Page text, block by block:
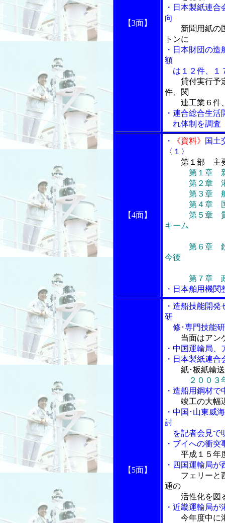
【3面】
・日本製紙連
向
新聞用紙の
トンに
・日本財団の
額
は１２件、１
貸付実行予
件、関
連工業６件、
・連合総合生
れ体制を調査
【4面】
・ 《資料》
国土
〈１〉
第１部 主
第１章
第２章 港湾
第３章 船員
第４章 国際
第５章 質の
キーム
第６章 鉄道･
今後
第７章 政策
・日本舶用機
【5面】
・造船技能開
研
修･専門技能
当面はアン
・中国運輸局
・日本製紙連
紙･板紙輸
２００３
・造船用鋼材
竣工の大幅
・中国･山東威
討
を記者会見で
・ブイへの衝
平成１５年
・四国運輸局
フェリーと
通の
活性化を図
・近畿運輸局
今年度中に